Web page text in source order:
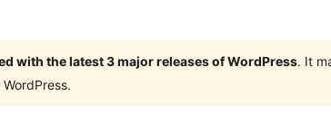
with the latest 3 major releases of WordPress. It